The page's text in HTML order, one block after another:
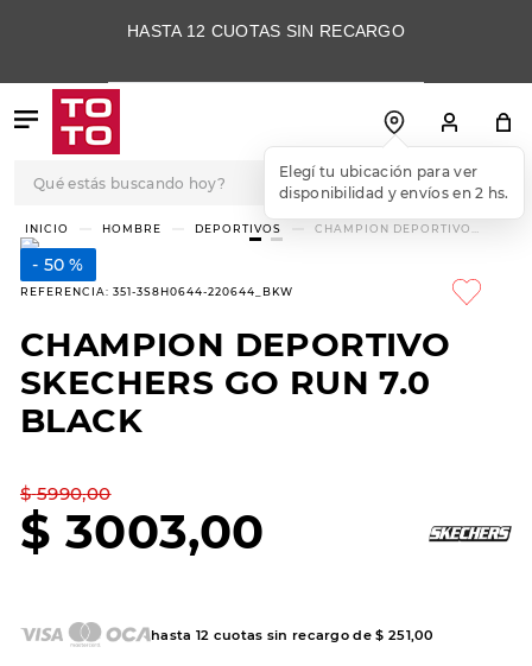
HASTA 12 CUOTAS SIN RECARGO
Elegí tu ubicación para ver
disponibilidad y envíos en 2 hs.
HOMBRE DEPORTIVOS
CHAMPION DEPORTIVO
50 %
REFERENCIA: 351-3S8H0644-220644_BKW
CHAMPION DEPORTIVO
SKECHERS GO RUN 7.0
BLACK
$ 5990,00
$ 3003,00
hasta 12 cuotas sin recargo de$ 251,00
TÉRMINOS MÁS
BUSCADOS
1.
skechers slip-ins